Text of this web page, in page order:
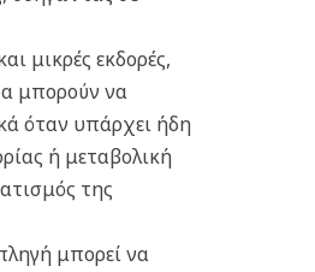
μικρές εκδορές,
μπορούν να
όταν υπάρχει ήδη
ή μεταβολική
της
μπορεί να